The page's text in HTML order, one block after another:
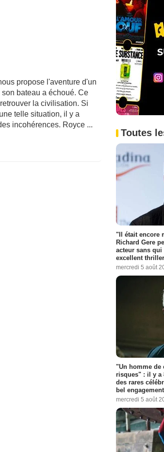
propose l'aventure d'un
bateau a échoué. Ce
la civilisation. Si
telle situation, il y a
incohérences. Royce ...
Toutes
"Il était encore
Richard Gere
acteur sans
excellent
mercredi 5 août
"Un homme
risques" : il y a
des rares
bel engagement
mercredi 5 août